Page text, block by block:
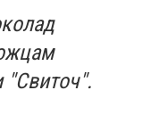
"Свиточ".